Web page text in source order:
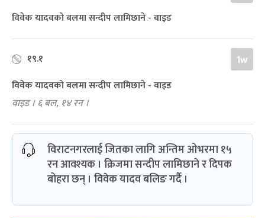
विवेक यादवको बलमा सन्दीप लामिछाने - वाइड
१९.१ 1w
विवेक यादवको बलमा सन्दीप लामिछाने - वाइड
वाइड । ६ बल, १४ रन ।
विराटनगरलाई जितका लागि अन्तिम ओभरमा १५
रन आवश्यक । क्रिजमा सन्दीप लामिछाने र दिपक
बोहरा छन् । विवेक यादव बलिङ गर्दै ।